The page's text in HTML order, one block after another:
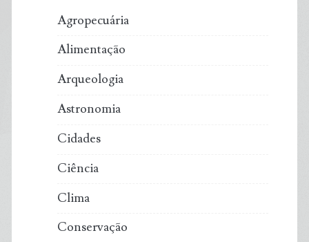
Agropecuária
Alimentação
Arqueologia
Astronomia
Cidades
Ciência
Clima
Conservação